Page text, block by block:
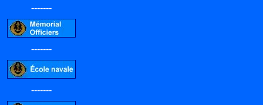
-------
-------
-------